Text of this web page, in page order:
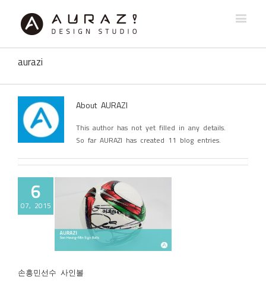
aurazi
About AURAZI
This author has not yet filled in any details.
So far AURAZI has created 11 blog entries.
6
07, 2015
손흥민선수 사인볼